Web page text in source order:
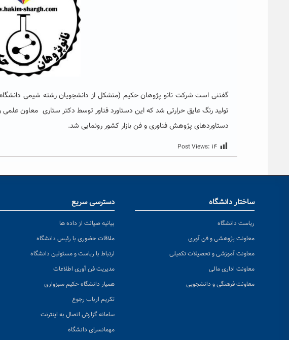
تولید رنگ عایق حرارتی شد که این دستاورد فناور توسط دکتر ستاری معاون
دستاوردهای پژوهش فناوری و فن بازار کشور رونمایی شد.
Post Views: ۱۴
ساختار دانشگاه
ریاست دانشگاه
معاونت پژوهشی و فن آوری
معاونت آموزشی و تحصیلات تکمیلی
معاونت اداری مالی
معاونت فرهنگی و دانشجویی
دسترسی سریع
بیانیه صیانت از داده ها
ملاقات حضوری با رئیس دانشگاه
ارتباط با ریاست و مسئولین دانشگاه
مدیریت فن آوری اطلاعات
همیار دانشگاه حکیم سبزواری
تکریم ارباب رجوع
سامانه گزارش اتصال به اینترنت
مهمانسرای دانشگاه